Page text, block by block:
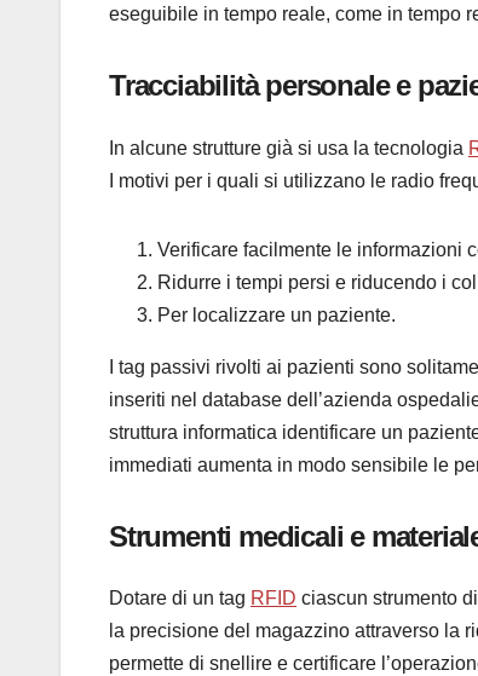
eseguibile in tempo reale, come in tempo
Tracciabilità personale e
In alcune strutture già si usa la tecnologia
I motivi per i quali si utilizzano le radio
Verificare facilmente le informazioni
Ridurre i tempi persi e riducendo i
Per localizzare un paziente.
I tag passivi rivolti ai pazienti sono
inseriti nel database dell’azienda
struttura informatica identificare un
immediati aumenta in modo sensibile le
Strumenti medicali e
Dotare di un tag RFID ciascun strumento
la precisione del magazzino attraverso la
permette di snellire e certificare